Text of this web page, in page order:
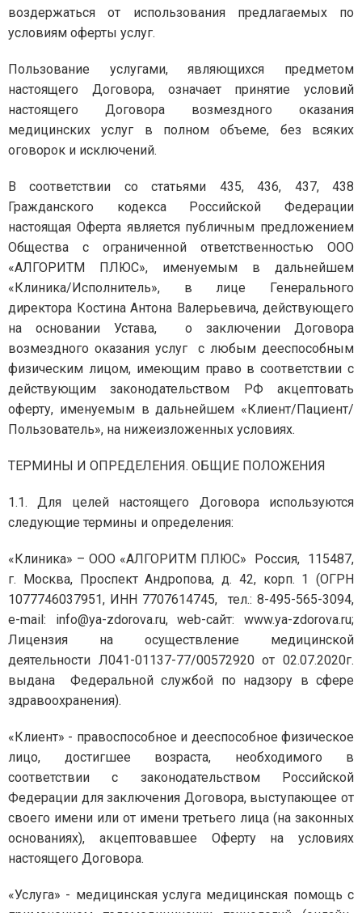
воздержаться от использования предлагаемых по
условиям оферты услуг.
Пользование услугами, являющихся предметом
настоящего Договора, означает принятие условий
настоящего Договора возмездного оказания
медицинских услуг в полном объеме, без всяких
оговорок и исключений.
В соответствии со статьями 435, 436, 437, 438
Гражданского кодекса Российской Федерации
настоящая Оферта является публичным предложением
Общества с ограниченной ответственностью ООО
«АЛГОРИТМ ПЛЮС», именуемым в дальнейшем
«Клиника/Исполнитель», в лице Генерального
директора Костина Антона Валерьевича, действующего
на основании Устава, о заключении Договора
возмездного оказания услуг с любым дееспособным
физическим лицом, имеющим право в соответствии с
действующим законодательством РФ акцептовать
оферту, именуемым в дальнейшем «Клиент/Пациент/
Пользователь», на нижеизложенных условиях.
ТЕРМИНЫ И ОПРЕДЕЛЕНИЯ. ОБЩИЕ ПОЛОЖЕНИЯ
1.1. Для целей настоящего Договора используются
следующие термины и определения:
«Клиника» – ООО «АЛГОРИТМ ПЛЮС» Россия, 115487,
г. Москва, Проспект Андропова, д. 42, корп. 1 (ОГРН
1077746037951, ИНН 7707614745, тел.: 8-495-565-3094,
e-mail: info@ya-zdorova.ru, web-сайт: www.ya-zdorova.ru;
Лицензия на осуществление медицинской
деятельности Л041-01137-77/00572920 от 02.07.2020г.
выдана Федеральной службой по надзору в сфере
здравоохранения).
«Клиент» - правоспособное и дееспособное физическое
лицо, достигшее возраста, необходимого в
соответствии с законодательством Российской
Федерации для заключения Договора, выступающее от
своего имени или от имени третьего лица (на законных
основаниях), акцептовавшее Оферту на условиях
настоящего Договора.
«Услуга» - медицинская услуга медицинская помощь с